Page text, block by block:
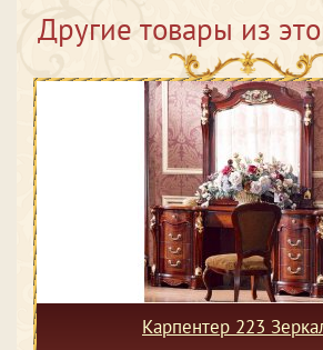
Другие товары из
Карпентер 223